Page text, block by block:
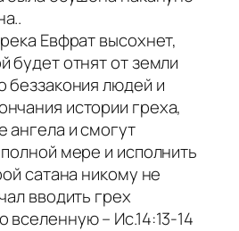
Евфрат высохнет,
будет отнят от земли
беззакония людей и
истории греха,
ангела и смогут
мере и исполнить
сатана никому не
вводить грех
вселенную – Ис.14:13-14